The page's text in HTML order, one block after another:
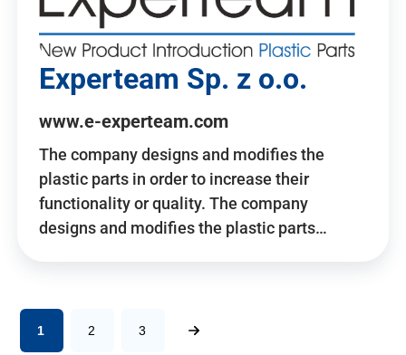
Experteam Sp. z o.o.
www.e-experteam.com
The company designs and modifies the
plastic parts in order to increase their
functionality or quality. The company
designs and modifies the plastic parts…
1 2 3